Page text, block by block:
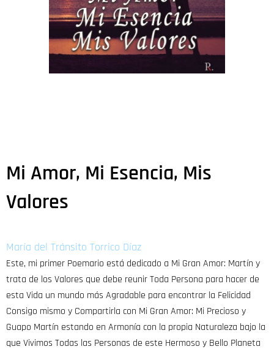
Mi Amor, Mi Esencia, Mis
Valores
María del Tránsito Torrico Díaz
Este, mi primer Poemario está dedicado a Mi Gran Amor: Martín y
trata de los Valores que debe reunir Toda Persona para hacer de
esta Vida un mundo más Agradable para encontrar la Felicidad
Consigo mismo y Compartirla con Mi Gran Amor: Mi Precioso y
Guapo Martín estando en Armonía con la propia Naturaleza bajo la
que Vivimos Todas las Personas de este Hermoso y Bello Planeta